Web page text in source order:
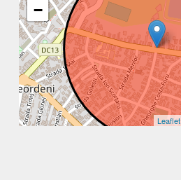
−
Leaflet